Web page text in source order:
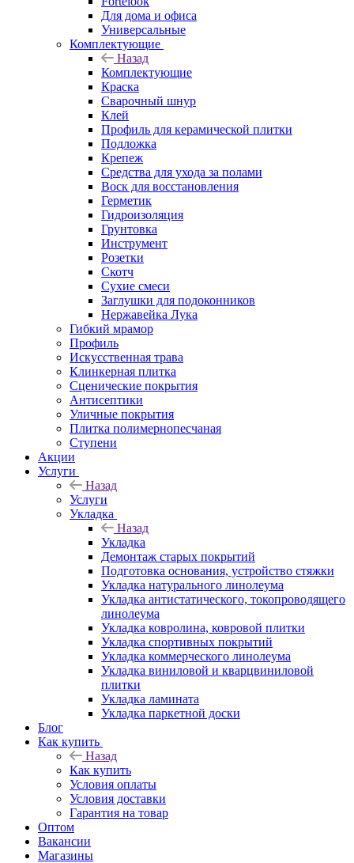
Для дома и офиса
Универсальные
Комплектующие
Назад
Комплектующие
Краска
Сварочный шнур
Клей
Профиль для керамической плитки
Подложка
Крепеж
Средства для ухода за полами
Воск для восстановления
Герметик
Гидроизоляция
Грунтовка
Инструмент
Розетки
Скотч
Сухие смеси
Заглушки для подоконников
Нержавейка Лука
Гибкий мрамор
Профиль
Искусственная трава
Клинкерная плитка
Сценические покрытия
Антисептики
Уличные покрытия
Плитка полимернопесчаная
Ступени
Акции
Услуги
Назад
Услуги
Укладка
Назад
Укладка
Демонтаж старых покрытий
Подготовка основания, устройство стяжки
Укладка натурального линолеума
Укладка антистатического, токопроводящего
линолеума
Укладка ковролина, ковровой плитки
Укладка спортивных покрытий
Укладка коммерческого линолеума
Укладка виниловой и кварцвиниловой
плитки
Укладка ламината
Укладка паркетной доски
Блог
Как купить
Назад
Как купить
Условия оплаты
Условия доставки
Гарантия на товар
Оптом
Вакансии
Магазины